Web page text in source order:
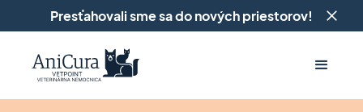
Presťahovali sme sa do nových priestorov!